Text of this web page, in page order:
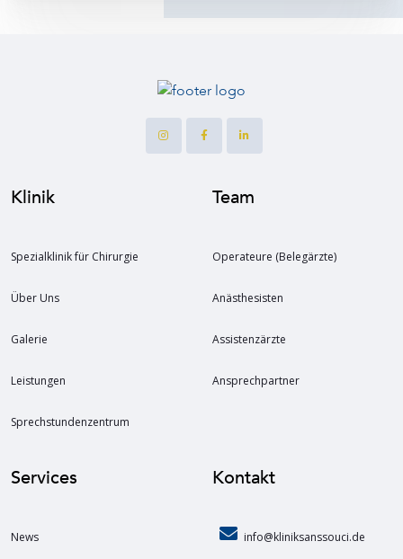
Klinik
Spezialklinik für Chirurgie
Über Uns
Galerie
Leistungen
Sprechstundenzentrum
Team
Operateure (Belegärzte)
Anästhesisten
Assistenzärzte
Ansprechpartner
Services
News
Kontakt
info@kliniksanssouci.de